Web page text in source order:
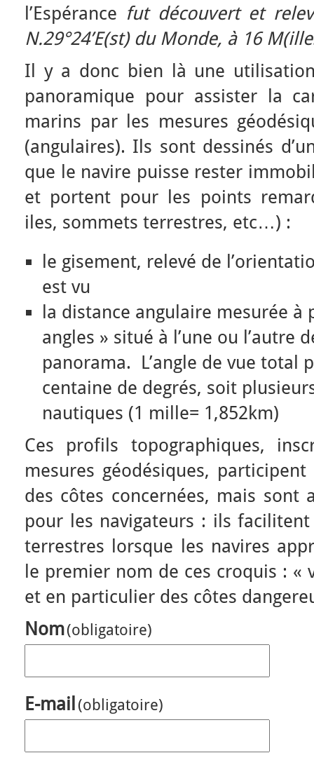
l’Espérance fut découvert et
N.29°24’E(st) du Monde, à 16
Il y a donc bien là une
panoramique pour assister la
marins par les mesures
(angulaires). Ils sont dessinés
que le navire puisse rester
et portent pour les points
iles, sommets terrestres, etc…) :
le gisement, relevé de
est vu
la distance angulaire mesurée à
angles » situé à l’une ou l’autre
panorama. L’angle de vue total
centaine de degrés, soit
nautiques (1 mille= 1,852km)
Ces profils topographiques,
mesures géodésiques,
des côtes concernées, mais sont
pour les navigateurs : ils
terrestres lorsque les navires
le premier nom de ces croquis : «
et en particulier des côtes
Nom(obligatoire)
E-mail (obligatoire)